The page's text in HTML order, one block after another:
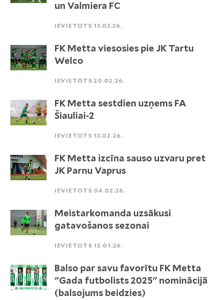
un Valmiera FC
IEVIETOTS 13.03.26.
FK Metta viesosies pie JK Tartu
Welco
IEVIETOTS 20.02.26.
FK Metta sestdien uzņems FA
Šiauliai-2
IEVIETOTS 13.02.26.
FK Metta izcīna sauso uzvaru pret
JK Parnu Vaprus
IEVIETOTS 04.02.26.
Meistarkomanda uzsākusi
gatavošanos sezonai
IEVIETOTS 12.01.26.
Balso par savu favorītu FK Metta
"Gada futbolists 2025" nominācijā
(balsojums beidzies)